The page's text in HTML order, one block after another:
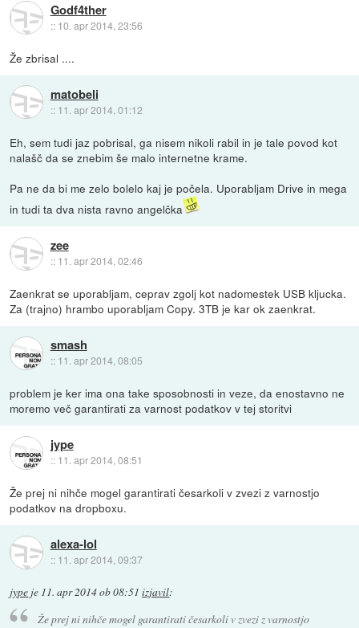
Godf4ther
:: 10. apr 2014, 23:56
Že zbrisal ....
matobeli
:: 11. apr 2014, 01:12
Eh, sem tudi jaz pobrisal, ga nisem nikoli rabil in je tale povod kot
nalašč da se znebim še malo internetne krame.
Pa ne da bi me zelo bolelo kaj je počela. Uporabljam Drive in mega
in tudi ta dva nista ravno angelčka
zee
:: 11. apr 2014, 02:46
Zaenkrat se uporabljam, ceprav zgolj kot nadomestek USB kljucka.
Za (trajno) hrambo uporabljam Copy. 3TB je kar ok zaenkrat.
smash
:: 11. apr 2014, 08:05
problem je ker ima ona take sposobnosti in veze, da enostavno ne
moremo več garantirati za varnost podatkov v tej storitvi
jype
:: 11. apr 2014, 08:51
Že prej ni nihče mogel garantirati česarkoli v zvezi z varnostjo
podatkov na dropboxu.
alexa-lol
:: 11. apr 2014, 09:37
jype je 11. apr 2014 ob 08:51 izjavil:
Že prej ni nihče mogel garantirati česarkoli v zvezi z varnostjo